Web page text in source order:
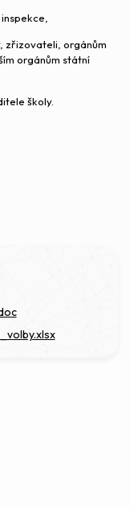
zřizovateli, orgánům
orgánům státní
školy.